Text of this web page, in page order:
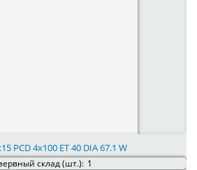
PCD 4x100 ET 40 DIA 67.1 W
склад (шт.): 1